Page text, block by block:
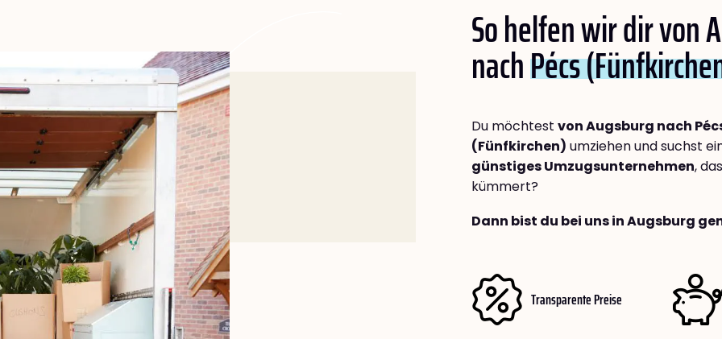
So helfen wir dir von
nachPécs
Du möchtest von Augsburg nach
(Fünfkirchen) umziehen und suchst
günstiges Umzugsunternehmen,
kümmert?
Dann bist du bei uns in Augsburg
Transparente Preise